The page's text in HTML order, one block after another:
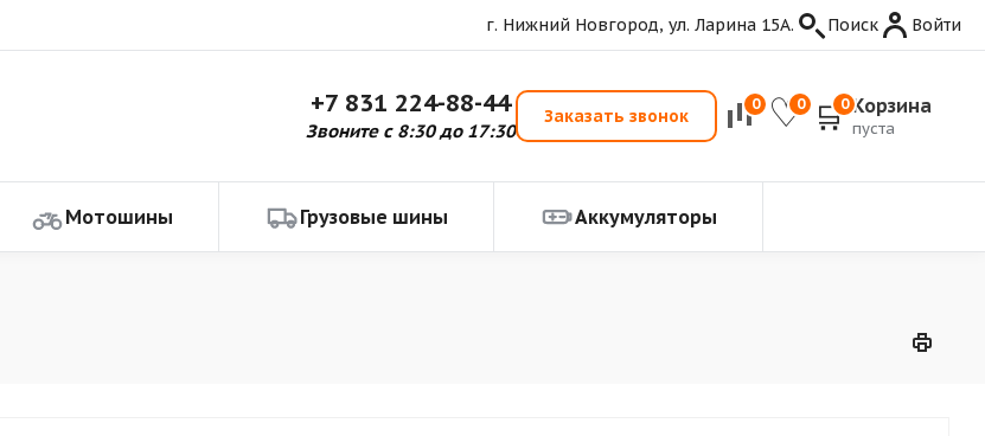
г. Нижний Новгород, ул. Ларина 15А. Поиск Войти
+7 831 224-88-44
Звоните с 8:30 до 17:30
Заказать звонок
0 0 0 Корзина
пуста
Мотошины Грузовые шины Аккумуляторы